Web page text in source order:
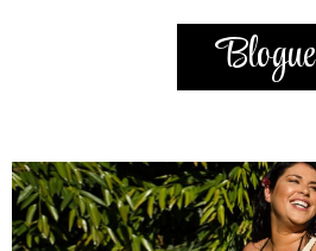
Blogue